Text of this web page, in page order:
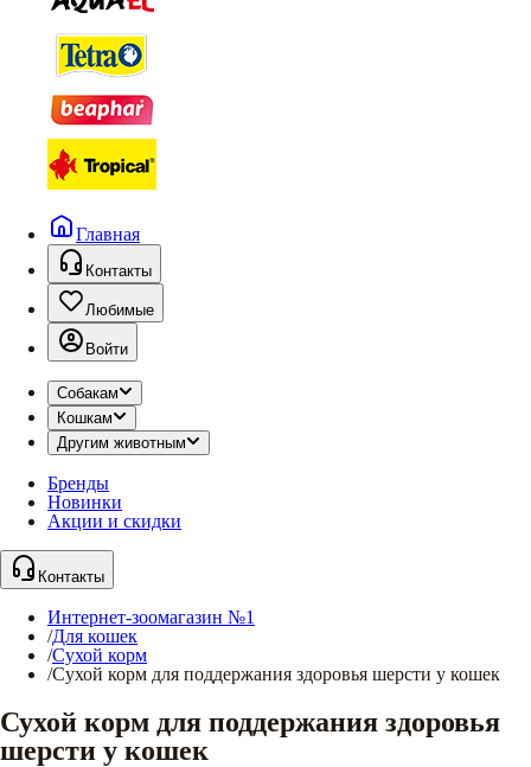
Главная
Контакты
Любимые
Войти
Собакам
Кошкам
Другим животным
Бренды
Новинки
Акции и скидки
Контакты
Интернет-зоомагазин №1
/Для кошек
/Сухой корм
/Сухой корм для поддержания здоровья шерсти у кошек
Сухой корм для поддержания здоровья
шерсти у кошек